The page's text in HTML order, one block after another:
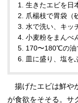
1. 生きたエビを日
2. 爪楊枝で胃袋（
3. 水で洗い、キッ
4. 小麦粉をまんべ
5. 170〜180℃の油
6. 皿に盛り、塩を
揚げたエビは鮮や
が食欲をそそる。サ